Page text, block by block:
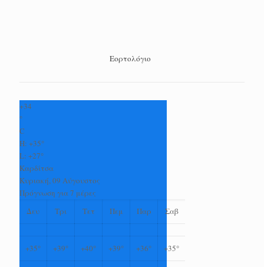
Εορτολόγιο
+34
°
C
H: +35°
L: +27°
Καρδίτσα
Κυριακή, 09 Αύγουστος
Πρόγνωση για 7 μέρες
Δευ
Τρι Τετ Πεμ Παρ Σαβ
+35° +39° +40° +39° +36° +35°